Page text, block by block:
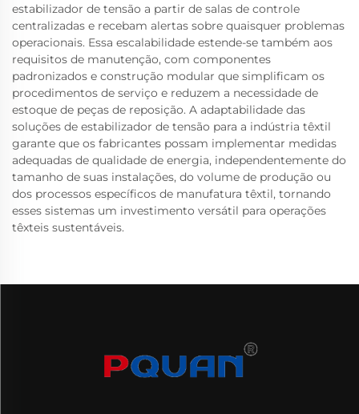
estabilizador de tensão a partir de salas de controle
centralizadas e recebam alertas sobre quaisquer problemas
operacionais. Essa escalabilidade estende-se também aos
requisitos de manutenção, com componentes
padronizados e construção modular que simplificam os
procedimentos de serviço e reduzem a necessidade de
estoque de peças de reposição. A adaptabilidade das
soluções de estabilizador de tensão para a indústria têxtil
garante que os fabricantes possam implementar medidas
adequadas de qualidade de energia, independentemente do
tamanho de suas instalações, do volume de produção ou
dos processos específicos de manufatura têxtil, tornando
esses sistemas um investimento versátil para operações
têxteis sustentáveis.